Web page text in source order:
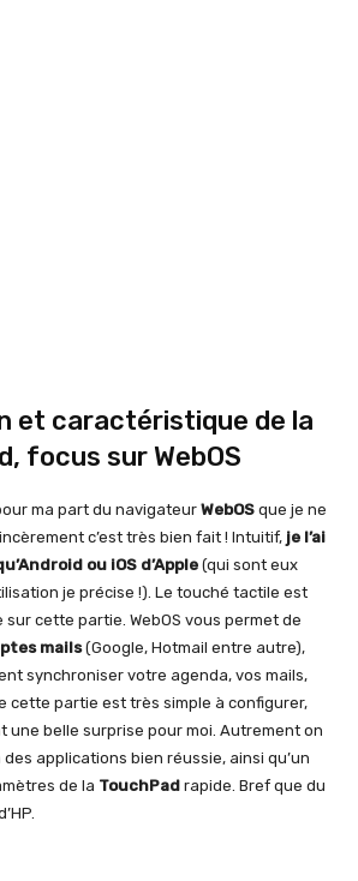
et caractéristique de la
focus sur WebOS
ma part du navigateur WebOS que je ne
c’est très bien fait ! Intuitif, je l’ai
ou iOS d’Apple (qui sont eux
je précise !). Le touché tactile est
cette partie. WebOS vous permet de
mails(Google, Hotmail entre autre),
synchroniser votre agenda, vos mails,
cette partie est très simple à configurer,
une belle surprise pour moi. Autrement on
applications bien réussie, ainsi qu’un
de la TouchPad rapide. Bref que du